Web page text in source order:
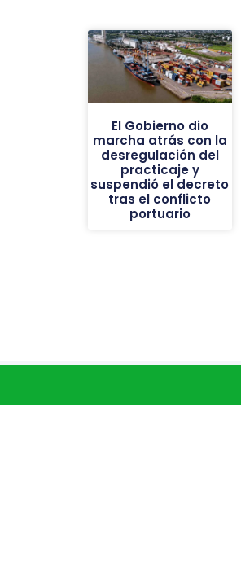
El Gobierno dio
marcha atrás con la
desregulación del
practicaje y
suspendió el decreto
tras el conflicto
portuario